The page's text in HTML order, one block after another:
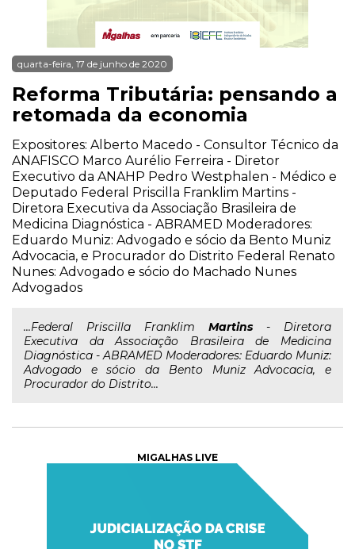
quarta-feira, 17 de junho de 2020
Reforma Tributária: pensando a
retomada da economia
Expositores: Alberto Macedo - Consultor Técnico da
ANAFISCO Marco Aurélio Ferreira - Diretor
Executivo da ANAHP Pedro Westphalen - Médico e
Deputado Federal Priscilla Franklim Martins -
Diretora Executiva da Associação Brasileira de
Medicina Diagnóstica - ABRAMED Moderadores:
Eduardo Muniz: Advogado e sócio da Bento Muniz
Advocacia, e Procurador do Distrito Federal Renato
Nunes: Advogado e sócio do Machado Nunes
Advogados
...Federal Priscilla Franklim Martins - Diretora
Executiva da Associação Brasileira de Medicina
Diagnóstica - ABRAMED Moderadores: Eduardo Muniz:
Advogado e sócio da Bento Muniz Advocacia, e
Procurador do Distrito...
MIGALHAS LIVE